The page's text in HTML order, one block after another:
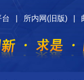
所内网(旧版)